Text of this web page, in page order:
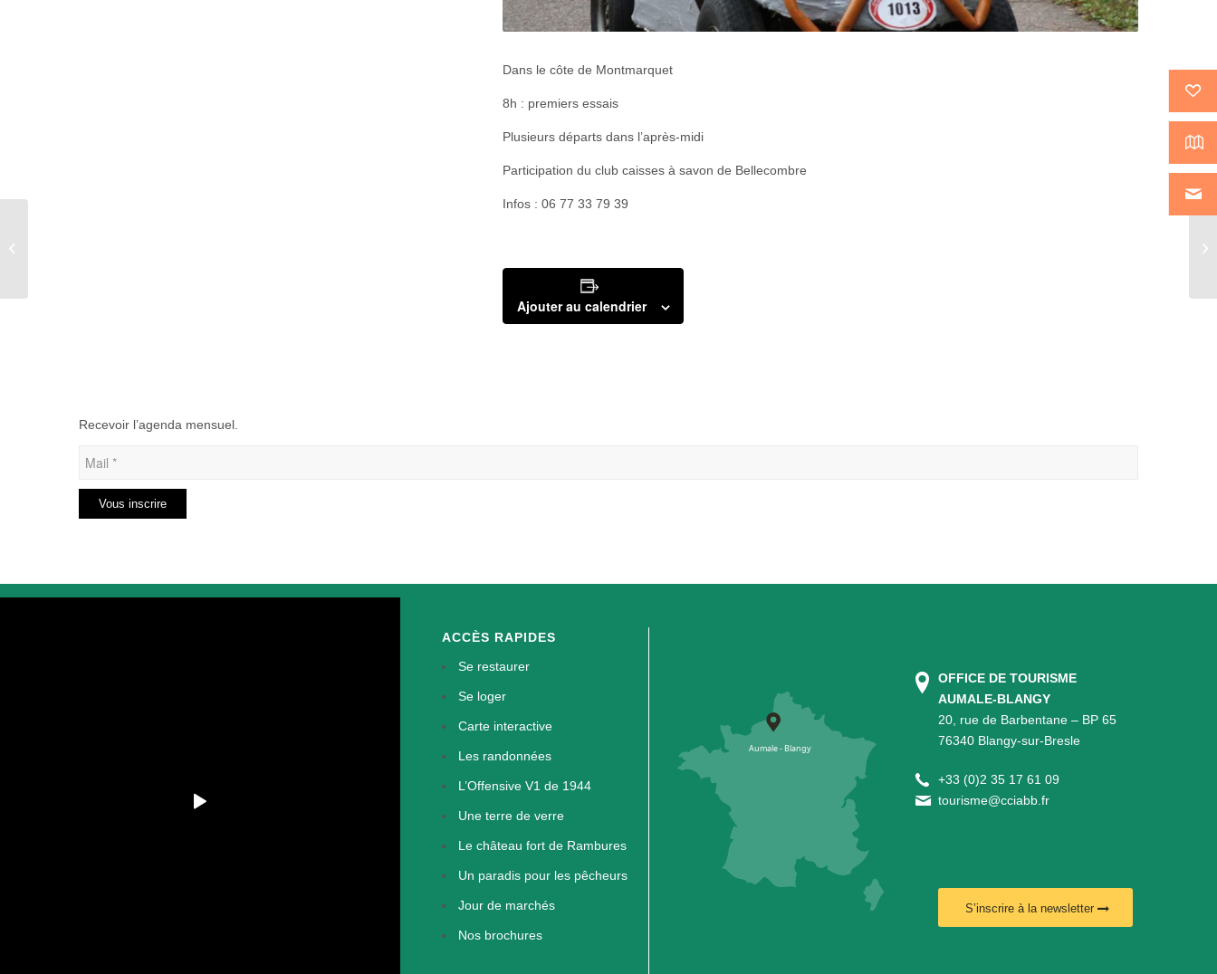
Dans le côte de Montmarquet
8h : premiers essais
Plusieurs départs dans l’après-midi
Participation du club caisses à savon de Bellecombre
Infos : 06 77 33 79 39
Ajouter au calendrier
Recevoir l’agenda mensuel.
ACCÈS RAPIDES
Se restaurer
Se loger
Carte interactive
Les randonnées
L’Offensive V1 de 1944
Une terre de verre
Le château fort de Rambures
Un paradis pour les pêcheurs
Jour de marchés
Nos brochures
OFFICE DE TOURISME
AUMALE-BLANGY
20, rue de Barbentane – BP 65
76340 Blangy-sur-Bresle
+33 (0)2 35 17 61 09
tourisme@cciabb.fr
S’inscrire à la newsletter